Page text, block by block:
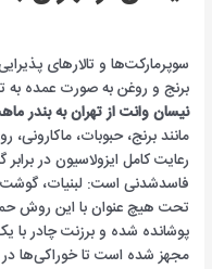
سوپرمارکت‌ها و تالارهای
برنج و روغن به صورت عمده به
نیسان وانت از تهران به بندر
مانند برنج، حبوبات،
رعایت کامل ایزولاسیون در
فاسدشدنی است: لبنیات، گوشت
تحت هیچ عنوان با این روش
پوشانده شده و برزنت چادر با
مجهز شده است تا خوراکی‌ها در